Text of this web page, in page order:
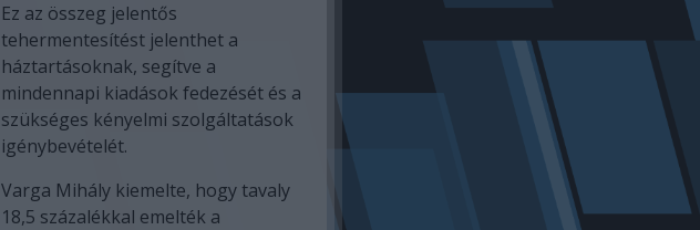
Ez az összeg jelentős
tehermentesítést jelenthet a
háztartásoknak, segítve a
mindennapi kiadások fedezését és a
szükséges kényelmi szolgáltatások
igénybevételét.
Varga Mihály kiemelte, hogy tavaly
18,5 százalékkal emelték a